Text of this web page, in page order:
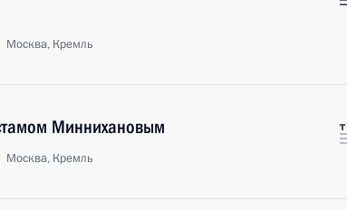
Москва, Кремль
Миннихановым
Москва, Кремль